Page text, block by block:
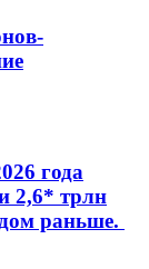
года
2,6* трлн
раньше.